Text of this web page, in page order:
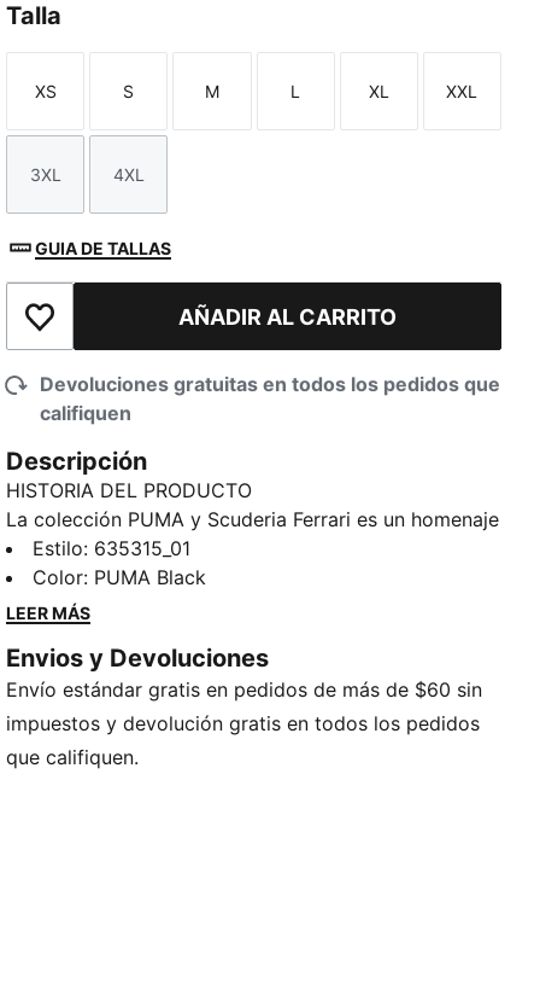
Talla
Talla
XS
Talla
S
Talla
M
Talla
L
Talla
XL
Talla
XXL
Talla
3XL
Talla
4XL
GUIA DE TALLAS
Añadir a la lista de deseosAÑADIR AL CARRITO
Devoluciones gratuitas en todos los pedidos que
califiquen
Descripción
HISTORIA DEL PRODUCTO
La colección PUMA y Scuderia Ferrari es un homenaje
a la excelencia del motorsport y al legendario legado
de Ferrari en las carreras. Esta gama de calzado, ropa
y accesorios combina estilo, comodidad y
Scuderia Ferrari, para que puedas llevar contigo el
legado de Ferrari dondequiera que vayas. Esta
sudadera con capucha ofrece vibras de rendimiento
para que estés listo para las noches en la ciudad o en
Estilo: 635315_01
Color: PUMA Black
LEER MÁS
Envios y Devoluciones
Envío estándar gratis en pedidos de más de $60 sin
impuestos y devolución gratis en todos los pedidos
que califiquen.